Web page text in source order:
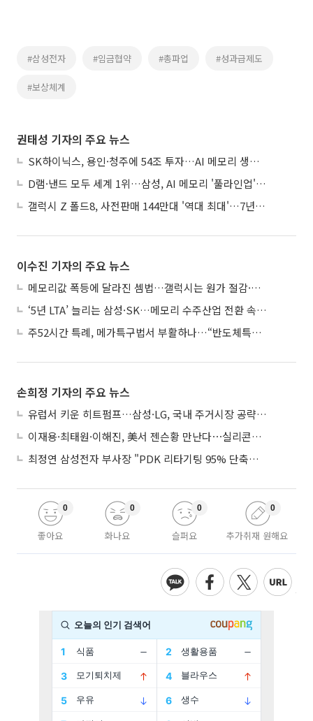
#삼성전자 #임금협약 #총파업 #성과급제도
#보상체계
권태성 기자의 주요 뉴스
SK하이닉스, 용인·청주에 54조 투자…AI 메모리 생산기지 키운다
D램·낸드 모두 세계 1위…삼성, AI 메모리 '풀라인업'으로 승부
갤럭시 Z 폴드8, 사전판매 144만대 '역대 최대'…7년만에 갤노트10 기록 넘어
이수진 기자의 주요 뉴스
메모리값 폭등에 달라진 셈법…갤럭시는 원가 절감·아이폰은 서비스 확대
‘5년 LTA’ 늘리는 삼성·SK…메모리 수주산업 전환 속 다른 셈법
주52시간 특례, 메가특구법서 부활하나…“반도체특별법 담겨야”
손희정 기자의 주요 뉴스
유럽서 키운 히트펌프…삼성·LG, 국내 주거시장 공략 ‘속도’
이재용·최태원·이해진, 美서 젠슨황 만난다⋯실리콘밸리 집결하는 AI리더
최정연 삼성전자 부사장 "PDK 리타기팅 95% 단축…에이전트 AI 시범 활용"
좋아요
0
화나요
0
슬퍼요
0
추가취재 원해요
0